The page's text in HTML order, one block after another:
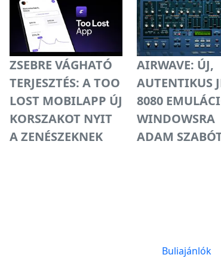
ZSEBRE VÁGHATÓ
TERJESZTÉS: A TOO
LOST MOBILAPP ÚJ
KORSZAKOT NYIT
A ZENÉSZEKNEK
AIRWAVE: ÚJ,
AUTENTIKUS
8080
WINDOWSRA
ADAM
Buliajánlók